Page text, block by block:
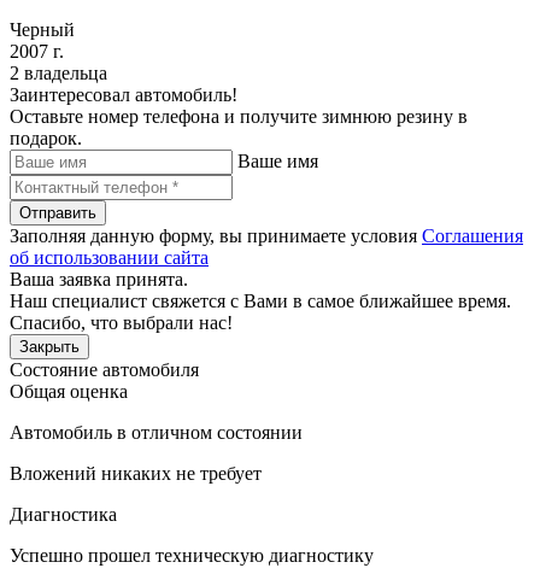
Черный
2007 г.
2 владельца
Заинтересовал автомобиль!
Оставьте номер телефона и получите зимнюю резину в
подарок.
Ваше имя
Отправить
Заполняя данную форму, вы принимаете условия Соглашения
об использовании сайта
Ваша заявка принята.
Наш специалист свяжется с Вами в самое ближайшее время.
Спасибо, что выбрали нас!
Закрыть
Состояние автомобиля
Общая оценка
Автомобиль в отличном состоянии
Вложений никаких не требует
Диагностика
Успешно прошел техническую диагностику